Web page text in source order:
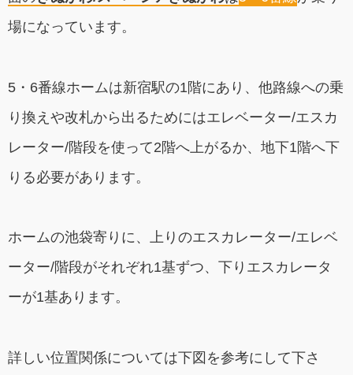
場になっています。
5・6番線ホームは新宿駅の1階にあり、他路線への乗
り換えや改札から出るためにはエレベーター/エスカ
レーター/階段を使って2階へ上がるか、地下1階へ下
りる必要があります。
ホームの池袋寄りに、上りのエスカレーター/エレベ
ーター/階段がそれぞれ1基ずつ、下りエスカレータ
ーが1基あります。
詳しい位置関係については下図を参考にして下さ